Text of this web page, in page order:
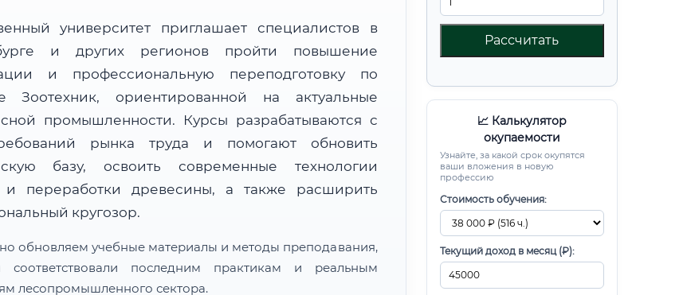
Рассчитать
📈 Калькулятор
окупаемости
Узнайте, за какой срок окупятся
ваши вложения в новую
профессию
Стоимость обучения:
Текущий доход в месяц (₽):
университет приглашает специалистов в
и других регионов пройти повышение
и профессиональную переподготовку по
Зоотехник, ориентированной на актуальные
промышленности. Курсы разрабатываются с
рынка труда и помогают обновить
базу, освоить современные технологии
и переработки древесины, а также расширить
кругозор.
обновляем учебные материалы и методы преподавания,
последним практикам и реальным
лесопромышленного сектора.